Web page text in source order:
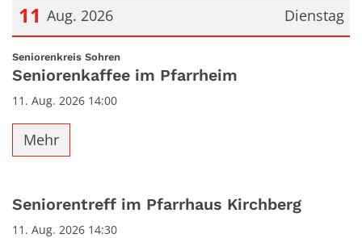
Dienstag
11 Aug. 2026
Datum: 11. August 2026
Seniorenkreis Sohren
Seniorenkaffee im Pfarrheim
11. Aug. 2026 14:00
Mehr
Seniorentreff im Pfarrhaus Kirchberg
11. Aug. 2026 14:30